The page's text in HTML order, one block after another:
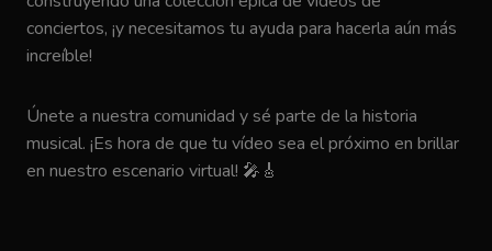
conciertos, ¡y necesitamos tu ayuda para hacerla aún más
increíble!
Únete a nuestra comunidad y sé parte de la historia
musical. ¡Es hora de que tu vídeo sea el próximo en brillar
en nuestro escenario virtual! 🎤🎸